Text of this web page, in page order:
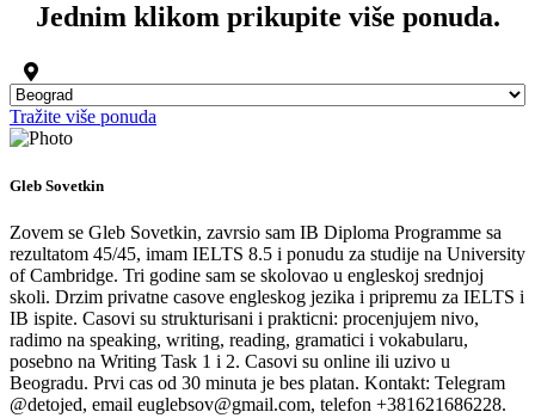
Jednim klikom prikupite više ponuda.
Tražite više ponuda
Gleb Sovetkin
Zovem se Gleb Sovetkin, zavrsio sam IB Diploma Programme sa
rezultatom 45/45, imam IELTS 8.5 i ponudu za studije na University
of Cambridge. Tri godine sam se skolovao u engleskoj srednjoj
skoli. Drzim privatne casove engleskog jezika i pripremu za IELTS i
IB ispite. Casovi su strukturisani i prakticni: procenjujem nivo,
radimo na speaking, writing, reading, gramatici i vokabularu,
posebno na Writing Task 1 i 2. Casovi su online ili uzivo u
Beogradu. Prvi cas od 30 minuta je bes platan. Kontakt: Telegram
@detojed, email euglebsov@gmail.com, telefon +381621686228.